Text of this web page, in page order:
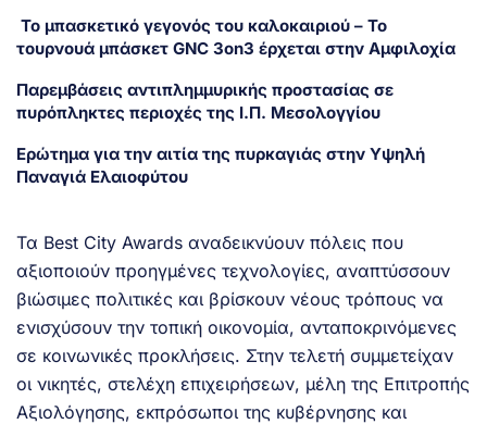
Το μπασκετικό γεγονός του καλοκαιριού – Το
τουρνουά μπάσκετ GNC 3on3 έρχεται στην Αμφιλοχία
Παρεμβάσεις αντιπλημμυρικής προστασίας σε
πυρόπληκτες περιοχές της Ι.Π. Μεσολογγίου
Ερώτημα για την αιτία της πυρκαγιάς στην Υψηλή
Παναγιά Ελαιοφύτου
Τα Best City Awards αναδεικνύουν πόλεις που
αξιοποιούν προηγμένες τεχνολογίες, αναπτύσσουν
βιώσιμες πολιτικές και βρίσκουν νέους τρόπους να
ενισχύσουν την τοπική οικονομία, ανταποκρινόμενες
σε κοινωνικές προκλήσεις. Στην τελετή συμμετείχαν
οι νικητές, στελέχη επιχειρήσεων, μέλη της Επιτροπής
Αξιολόγησης, εκπρόσωποι της κυβέρνησης και